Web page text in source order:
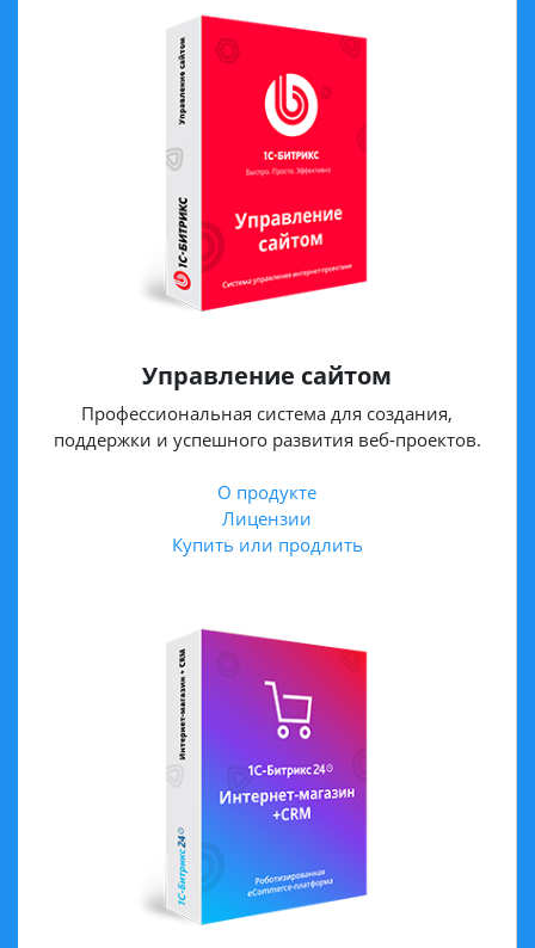
Управление сайтом
Профессиональная система для создания,
поддержки и успешного развития веб-проектов.
О продукте
Лицензии
Купить или продлить